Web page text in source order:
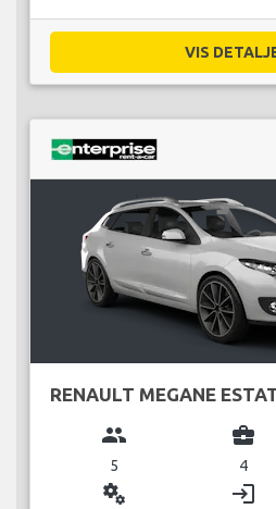
VIS
RENAULT MEGANE
group
5
business_center
4
miscellaneous_services login